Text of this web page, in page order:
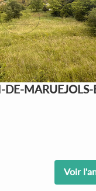
DE-MARUEJOLS-
Voir